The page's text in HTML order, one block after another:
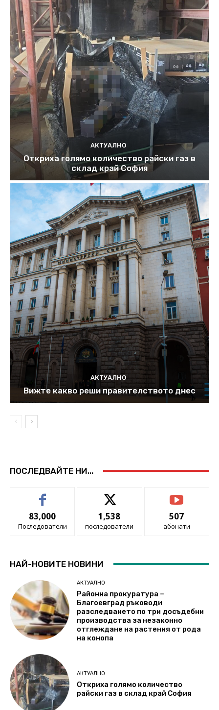
АКТУАЛНО
Откриха голямо количество райски газ в
склад край София
АКТУАЛНО
Вижте какво реши правителството днес
ПОСЛЕДВАЙТЕ НИ...
83,000
Последователи
1,538
последователи
507
абонати
НАЙ-НОВИТЕ НОВИНИ
АКТУАЛНО
Районна прокуратура –
Благоевград ръководи
разследването по три досъдебни
производства за незаконно
отглеждане на растения от рода
на конопа
АКТУАЛНО
Откриха голямо количество
райски газ в склад край София